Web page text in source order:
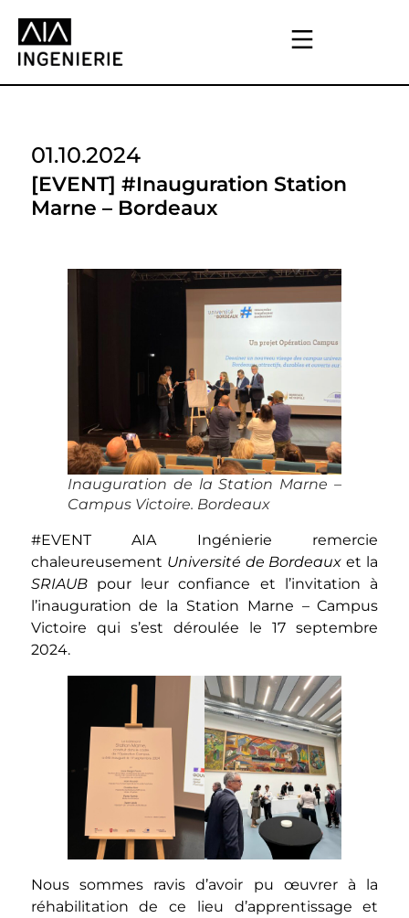
01.10.2024
[EVENT] #Inauguration Station
Marne – Bordeaux
Inauguration de la Station Marne –
Campus Victoire. Bordeaux
#EVENTAIA Ingénierie remercie
chaleureusement Université de Bordeaux et la
SRIAUBpour leur confiance et l’invitation à
l’inauguration de la Station Marne – Campus
Victoire qui s’est déroulée le 17 septembre
2024.
Nous sommes ravis d’avoir pu œuvrer à la
réhabilitation de ce lieu d’apprentissage et